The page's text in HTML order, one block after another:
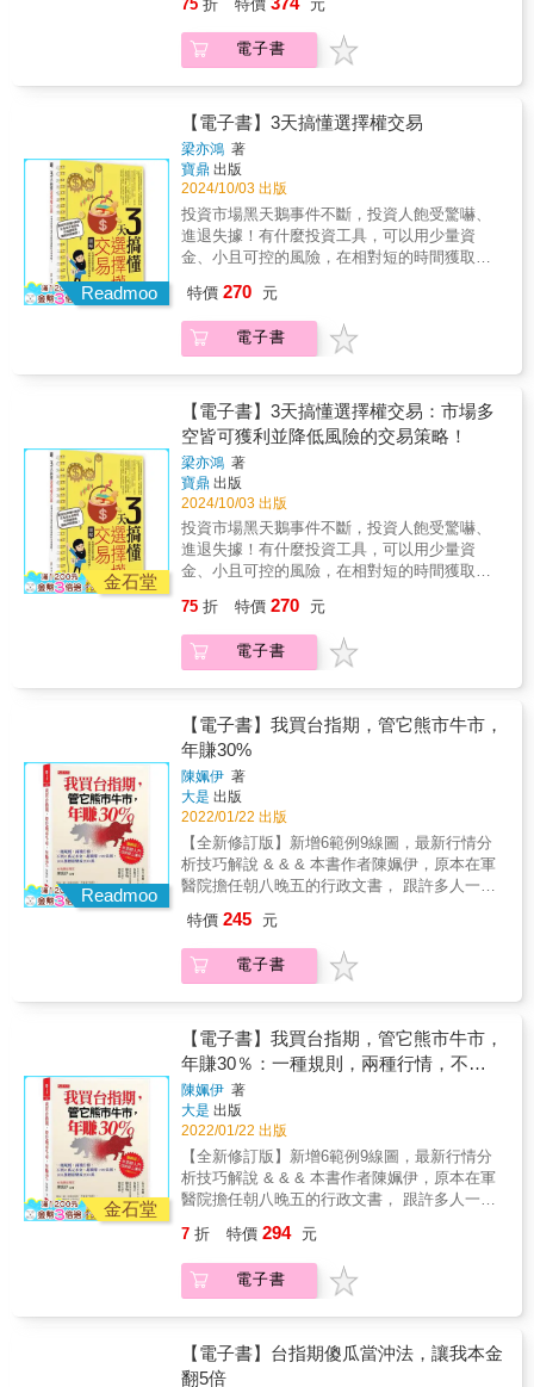
供參考。 & ★依據最新法規及市場狀況進行增
補修訂 本書一版在2020年出版後，市場環境歷
經變化。因此據此增修內容，出版增訂版。與
一版相比，目前市場發生的主要變化有以下幾
融期貨。 夜盤時段擴大與夜盤商品擴充。 商品
多樣化：ETF期貨、產業期貨興起。 結算制度
與保證金調整。 & 本書特色 & ★從什麼是期
貨，到如何操作期貨！ 本書由什麼是期貨開
始，介紹如何選用下單軟體（至少要有停損、
停利、鍵盤下單、變形功能），更向讀者介紹
大量的操作方法（日內波段交易、剝頭皮交
易，有幾個重點：一天只做一個方向、用5分鐘
K線、每天出手在3至5次之內。明確的說明，減
少你迷途的時間。 & ★期貨的風險真的很高？
「風險來自於高槓桿，而如果你能善用槓桿，
的主力介入，千線萬線不如一根電話線。作者
操作股票時，每天開盤前花3個小時收集資料，
但是還是不時被主力打敗，而期貨沒有這個問
題，沒有任何人可以操控期貨市場，你只要和
自己比賽。 & ★作者對各種操作策略進行回
測，以提供最正確的資料！ 很多人提出操作方
法，但是到底有沒有用？以現在的科技，每天
每種投資標的變動都被記錄下來，而作者充分
的運用這項工具，對他提出的「意見」提供量
化的績效評估。你看到的不是「好運」帶來的
結果，而是經過資料庫核實的事實。
較不容易被騙線沒錯，但是往往進場時間也就
相對較晚，同時我們設定停損的區間也就會跟
著放大。我建議，當你熟練了5分K線的操作，
的出手控制在3~5次內，頻繁出手，往往是當天
行情沒能掌握的狀況，回頭檢視交易紀錄，你
會發現多半是輸錢的結果多。 & 他帶領LINE群
組在盤中實戰交易超過4年，建議一人一天不交
易不超過5次，連續損失兩次後，就請暫停今日
的交易。 & 而成功的期貨投資人，最重要的，
是要每天檢討，作者公布他全面檢討每筆交易
的方法及表格，只要能檢討，賺錢的比率就大
增。 本書的方法簡單，只用K線和成交量操
供參考。 & ★依據最新法規及市場狀況進行增
補修訂 本書一版在2020年出版後，市場環境歷
經變化。因此據此增修內容，出版增訂版。與
點： 小型商品崛起：小台、小型電子、小型金
融期貨。 夜盤時段擴大與夜盤商品擴充。 商品
多樣化：ETF期貨、產業期貨興起。 結算制度
與保證金調整。 & 本書特色 & ★從什麼是期
貨，到如何操作期貨！ 本書由什麼是期貨開
始，介紹如何選用下單軟體（至少要有停損、
停利、鍵盤下單、變形功能），更向讀者介紹
大量的操作方法（日內波段交易、剝頭皮交
易，有幾個重點：一天只做一個方向、用5分鐘
K線、每天出手在3至5次之內。明確的說明，減
少你迷途的時間。 & ★期貨的風險真的很高？
「風險來自於高槓桿，而如果你能善用槓桿，
的主力介入，千線萬線不如一根電話線。作者
操作股票時，每天開盤前花3個小時收集資料，
但是還是不時被主力打敗，而期貨沒有這個問
題，沒有任何人可以操控期貨市場，你只要和
自己比賽。 & ★作者對各種操作策略進行回
測，以提供最正確的資料！ 很多人提出操作方
法，但是到底有沒有用？以現在的科技，每天
每種投資標的變動都被記錄下來，而作者充分
的運用這項工具，對他提出的「意見」提供量
化的績效評估。你看到的不是「好運」帶來的
結果，而是經過資料庫核實的事實。
要持續加碼做多？如果你對市場的震幅有一定
的敏感度，那麼會讓你少冒很多險。期貨操作
不容易，參考上千前人的經驗，讓你快速翻轉
明最重要的原則。何毅里長伯從事期貨教學近
20年，對初學者遭遇的問題瞭若指掌。本書挑
選其關鍵，做完整的解說，協助讀者快速突破
瓶頸。彩色印刷，圖文對照。重要的原理原
則，除了完整的文字說明，都搭配富解釋力的
彩色圖片，讓讀者一看就了解。Step by Step
帶你設定看盤軟體參數讓你一開始就做對，不
理論及日價差。期貨操作最重要的是趨勢判
斷。一波上漲或是下跌趨勢是否確立，或是結
束？小到一根5分大紅K，大到一段時間的上漲
果跌破二分之一的價位，代表上漲趨勢不穩，
如果漲破二分之一的價位，代表下跌趨勢被扭
轉的機會高。另外，主力做手在控盤時，常常
會拉出一根大紅K或是大黑K，來欺騙投資人，
作者稱之為「招搖K」。而如何識別所謂的招搖
K，關係到散戶是否會被大戶割韭菜。所謂的日
價差，是指期貨市場每日的平均漲跌幅，隨著
股市成交量的放大或縮小，會有所不同。有早
期的數十點，到2025年前後的百餘點。期貨投
的情況下，如果開盤後已漲了近百點，你是否
要持續加碼做多？如果你對市場的震幅有一定
的敏感度，那麼會讓你少冒很多險。期貨操作
不容易，參考上千前人的經驗，讓你快速翻轉
為期貨提款族。本書特色用最詳細的方法，說
明最重要的原則。何毅里長伯從事期貨教學近
20年，對初學者遭遇的問題瞭若指掌。本書挑
選其關鍵，做完整的解說，協助讀者快速突破
瓶頸。彩色印刷，圖文對照。重要的原理原
則，除了完整的文字說明，都搭配富解釋力的
彩色圖片，讓讀者一看就了解。Step by Step
帶你設定看盤軟體參數讓你一開始就做對，不
75 折 特價 元
電子書
Readmoo
【電子書】3天搞懂選擇權交易
梁亦鴻 著
寶鼎 出版
2024/10/03 出版
投資市場黑天鵝事件不斷，投資人飽受驚嚇、
進退失據！有什麼投資工具，可以用少量資
金、小且可控的風險，在相對短的時間獲取不
擇」！ 2020年新冠肺炎疫情衝擊全球，隨之而
來的俄烏戰爭、中美貿易及科技戰、美國聯準
會的暴力升息，以至於2023年春天，美國績優
及，投資朋友開始哀號：投資股票，會遇到崩
跌；怎麼買優質機構的債券，還會灰飛煙
滅？！ 這使得不管是積極型、還是保守型的投
資人，為了建構投資組合、做好資產配置，開
始傷透腦筋之外，有些已經開始規劃讓投資理
財為自己創造第二份收入的投資人，開始在琢
磨：有什麼投資工具，多頭可以賺、空頭可以
賺，盤整時也可穩穩地收錢？如果有這些想法
的投資朋友，「選擇權」是一項不錯的「選
擇」！ 選擇權交易有以下5個優點：1.風險有
「選擇權」，就如同買了一張樂透彩券一樣，
「風險」相對小且可控（買進「選擇權」頂多
就是「槓龜」，在選擇權交易的理論，叫做損
顧，獲利有可能是「無限大」（在選擇權交易
的理論，叫做「獲利無限」）。光是這一點，
就會讓很多投資朋友眼睛一亮了！2.所需投入
的資金以及交易成本相對較低： 除非是買進零
股，要不然一張優質股票，動輒數萬、數十萬
起跳，這對於資金相對有限的小資男女而言，
可能要縮衣節食存好幾個月，才能夠進場。但
是交易選擇權，只要準備好數百到數千元，就
比起投資股票、ETF或者基金，都要來得少。
例如，股票要千分之三的證交稅，但是，選擇
權的期貨交易稅率，只要千分之一。3.可用來
規避風險： 有人形容買進選擇權，就好比是買
進保險（例如旅遊平安險）一樣，可以規避標
的（指數或是個股等）下跌的風險；而且，使
用選擇權避險，還可以針對你對於行情趨勢的
判斷，是較大的跌勢？還是較和緩的跌勢？而
採用不同的交易策略。萬一誤判行情，投資人
損失的也只是已經支付的權利金而已。這道理
就好比出門旅遊，如果擔心旅程被航班耽誤或
者行李沒跟上主人，而使得旅費暴增，那麼旅
平險中的「不便險」理賠金，至少可以分攤額
外開銷的花費。如果旅途一路平安，那支付出
去些許的旅平險保費，也不至於構成負擔。4.
賺取時間價值： 這是一項有別於其他投資工具
（例如股票、基金、ETF等）特有的利潤。因
為選擇權是一項有契約規範的金融商品；而契
方」（也就是「賣出選擇權」），那麼這時候
你就好比是保險公司，是收取保費、承擔風險
特價 270 元
電子書
金石堂
【電子書】3天搞懂選擇權交易：市場多
空皆可獲利並降低風險的交易策略！
梁亦鴻 著
寶鼎 出版
2024/10/03 出版
投資市場黑天鵝事件不斷，投資人飽受驚嚇、
進退失據！有什麼投資工具，可以用少量資
金、小且可控的風險，在相對短的時間獲取不
擇」！ 2020年新冠肺炎疫情衝擊全球，隨之而
來的俄烏戰爭、中美貿易及科技戰、美國聯準
會的暴力升息，以至於2023年春天，美國績優
及，投資朋友開始哀號：投資股票，會遇到崩
跌；怎麼買優質機構的債券，還會灰飛煙
滅？！ 這使得不管是積極型、還是保守型的投
資人，為了建構投資組合、做好資產配置，開
始傷透腦筋之外，有些已經開始規劃讓投資理
財為自己創造第二份收入的投資人，開始在琢
磨：有什麼投資工具，多頭可以賺、空頭可以
賺，盤整時也可穩穩地收錢？如果有這些想法
的投資朋友，「選擇權」是一項不錯的「選
擇」！ 選擇權交易有以下5個優點：1.風險有
「選擇權」，就如同買了一張樂透彩券一樣，
「風險」相對小且可控（買進「選擇權」頂多
就是「槓龜」，在選擇權交易的理論，叫做損
顧，獲利有可能是「無限大」（在選擇權交易
的理論，叫做「獲利無限」）。光是這一點，
就會讓很多投資朋友眼睛一亮了！2.所需投入
的資金以及交易成本相對較低： 除非是買進零
股，要不然一張優質股票，動輒數萬、數十萬
起跳，這對於資金相對有限的小資男女而言，
可能要縮衣節食存好幾個月，才能夠進場。但
是交易選擇權，只要準備好數百到數千元，就
比起投資股票、ETF或者基金，都要來得少。
權的期貨交易稅率，只要千分之一。3.可用來
規避風險： 有人形容買進選擇權，就好比是買
進保險（例如旅遊平安險）一樣，可以規避標
的（指數或是個股等）下跌的風險；而且，使
用選擇權避險，還可以針對你對於行情趨勢的
75 折 特價 270 元
電子書
Readmoo
【電子書】我買台指期，管它熊市牛市，
年賺30%
陳姵伊 著
大是 出版
2022/01/22 出版
【全新修訂版】新增6範例9線圖，最新行情分
析技巧解說 & & & 本書作者陳姵伊，原本在軍
醫院擔任朝八晚五的行政文書， 跟許多人一
財經版。 & 軍職退伍後，她積極投入股市，原
先獲利穩定，未料遇上金融海嘯，最終認賠作
收， 直到認識技術分析，重新學會辨認趨勢
測， 看不懂財報也沒關係，且無論行情漲跌都
能獲利，於是開始專注交易。 & 她歸納出沒有
經驗的人也能理解的123法則： 只要專攻一檔
（就是台指期，不會滿手股票）、鎖定兩種行
情（漲或跌）、本金不用5萬元，每月平均獲利
3～5萬以上，年報酬率超過30％，收入比公職
更穩定！ & ◎ 為什麼無論行情好壞，台指期都
能賺？ & ‧台指期就是以台灣加權股價指數為投
資標的期貨商品， 無論你選擇大台指（TX）、
小台指（MTX），都只要研究一個標的（台指
從何管理的困擾。 & ‧台股交易以「一張（1000
股）」為單位，台指期交易則是以「一口」為
單位， 交易一口小台，保證金不到5萬元，每
獲利就可超過5,000元！ 交易門檻低，不用5萬
元就進場投資。 & ‧交易時間比台股早15分鐘開
特價 245 元
電子書
金石堂
【電子書】我買台指期，管它熊市牛市，
年賺30％：一種規則，兩種行情，不到5
萬元本金，超簡單 123 法則，100萬輕鬆
變成200萬
陳姵伊 著
大是 出版
2022/01/22 出版
【全新修訂版】新增6範例9線圖，最新行情分
析技巧解說 & & & 本書作者陳姵伊，原本在軍
醫院擔任朝八晚五的行政文書， 跟許多人一
財經版。 & 軍職退伍後，她積極投入股市，原
先獲利穩定，未料遇上金融海嘯，最終認賠作
收， 直到認識技術分析，重新學會辨認趨勢
測， 看不懂財報也沒關係，且無論行情漲跌都
能獲利，於是開始專注交易。 & 她歸納出沒有
7 折 特價 294 元
電子書
【電子書】台指期傻瓜當沖法，讓我本金
翻5倍